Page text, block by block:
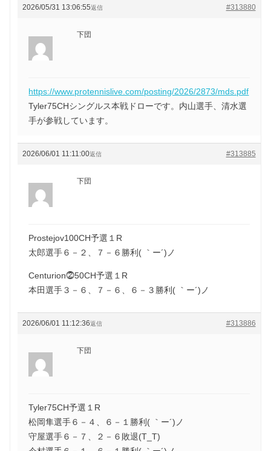
2026/05/31 13:06:55 #313880
返信
下団
https://www.protennislive.com/posting/2026/2873/mds.pdf
Tyler75CHシングルス本戦ドローです。内山選手、清水選
手が参戦しています。
2026/06/01 11:11:00 #313885
返信
下団
Prostejov100CH予選１R
太郎選手６－２、７－６勝利( ｀ー´)ノ
Centurion⓶50CH予選１R
本田選手３－６、７－６、６－３勝利( ｀ー´)ノ
2026/06/01 11:12:36 #313886
返信
下団
Tyler75CH予選１R
松岡隼選手６－４、６－１勝利( ｀ー´)ノ
守屋選手６－７、２－６敗退(T_T)